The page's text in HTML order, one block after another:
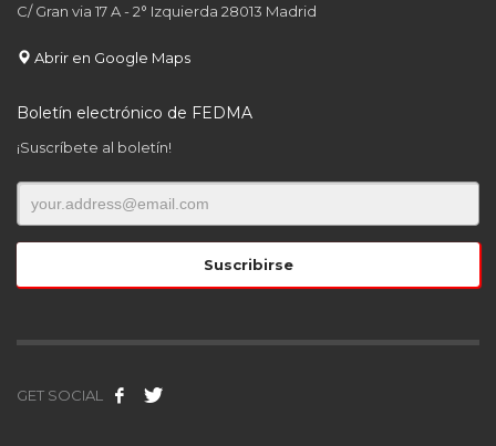
C/ Gran via 17 A - 2° Izquierda 28013 Madrid
Abrir en Google Maps
Boletín electrónico de FEDMA
¡Suscríbete al boletín!
GET SOCIAL